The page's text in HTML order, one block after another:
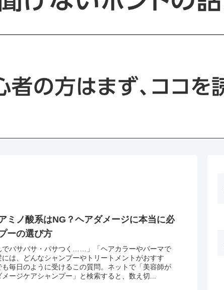
ミノ酸系はNG？ヘアダメージに本当に必
ーの選び方
でバサバサ・パサつく……」「ヘアカラーやパーマで
には、どんなシャンプーやトリートメントがおすす
毎日のように受けるこの質問。ネットで「美容師が
ージケアシャンプー」と検索すると、数え切...